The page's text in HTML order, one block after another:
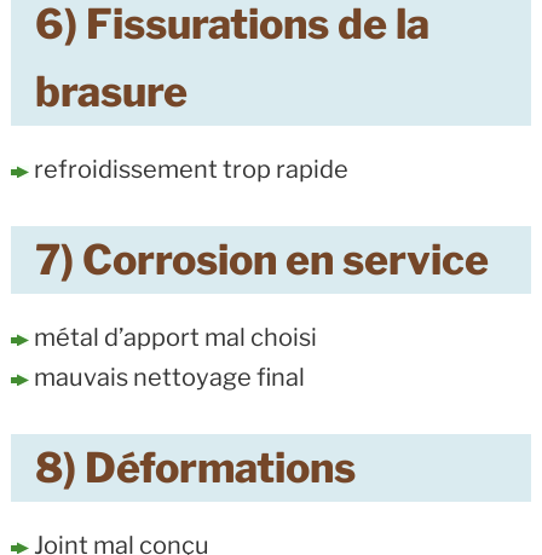
6) Fissurations de la
brasure
refroidissement trop rapide
7) Corrosion en service
métal d’apport mal choisi
mauvais nettoyage final
8) Déformations
Joint mal conçu